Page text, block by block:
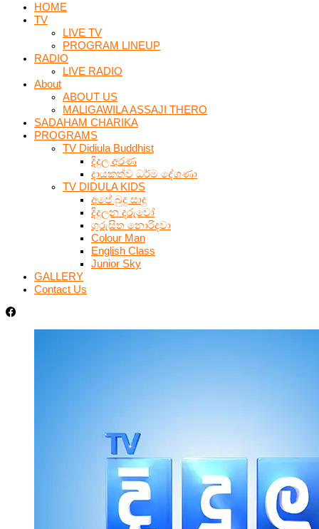
HOME
TV
LIVE TV
PROGRAM LINEUP
RADIO
LIVE RADIO
About
ABOUT US
MALIGAWILA ASSAJI THERO
SADAHAM CHARIKA
PROGRAMS
TV Didiula Buddhist
දිදුල අරණ
දායකත්ව ධර්ම දේශණා
TV DIDULA KIDS
අපේ බුදු සාදු
දිදුලන දරුවෝ
ගුරුසිත නොරිදවා
Colour Man
English Class
Junior Sky
GALLERY
Contact Us